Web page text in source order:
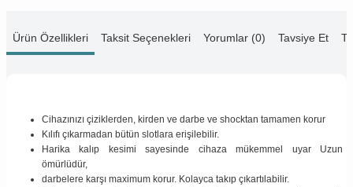
Ürün Özellikleri Taksit Seçenekleri Yorumlar (0) Tavsiye Et
Cihazınızı çiziklerden, kirden ve darbe ve shocktan tamamen korur
Kılıfı çıkarmadan bütün slotlara erişilebilir.
Harika kalıp kesimi sayesinde cihaza mükemmel uyar Uzun
ömürlüdür,
darbelere karşı maximum korur. Kolayca takıp çıkartılabilir.